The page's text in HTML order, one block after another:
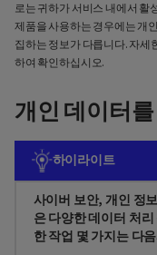
로는 귀하가 서비스 내에서 활
제품을 사용하는 경우에는 개
집하는 정보가 다릅니다. 자세
하여 확인하십시오.
개인 데이터
하이라이트
사이버 보안, 개인 정
은 다양한 데이터 처
한 작업 몇 가지는 다